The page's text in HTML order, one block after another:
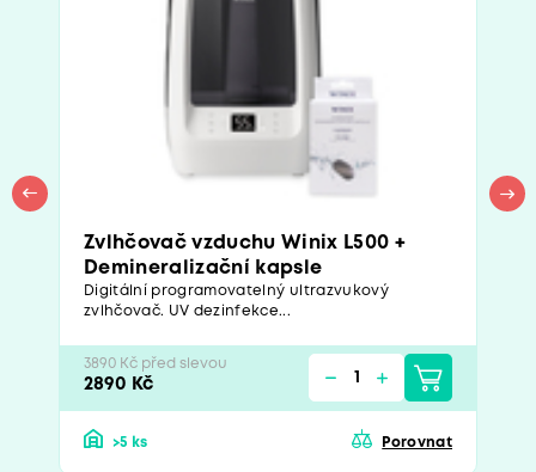
Zvlhčovač vzduchu Winix L500 +
Demineralizační kapsle
Digitální programovatelný ultrazvukový
zvlhčovač. UV dezinfekce...
3890 Kč před slevou
2890 Kč
>5 ks Porovnat